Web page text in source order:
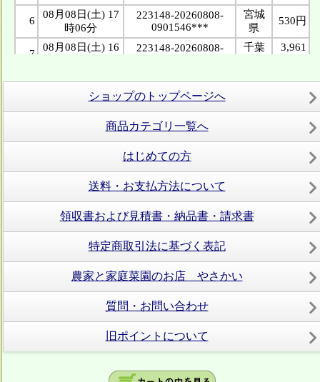
ショップのトップページへ
商品カテゴリ一覧へ
はじめての方
送料・お支払方法について
領収書および見積書・納品書・請求書
特定商取引法に基づく表記
農家と家庭菜園のお店 やさかい
質問・お問い合わせ
旧ポイントについて